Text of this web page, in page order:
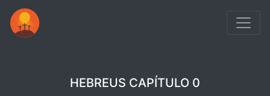
HEBREUS CAPÍTULO 0